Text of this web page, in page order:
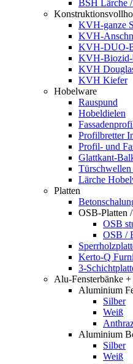
BSH Lärche
KVH-ganze
KVH-
KVH-DUO-
KVH-Biozid-
KVH
KVH Kiefer
Hobelware
Rauspund
Hobeldielen
Profilbretter
Profil- und
Glattkant-
Türschwellen
Lärche
Platten
OSB-Platten
OSB
OSB /
Kerto-Q
3-
Alu-Fensterbänke
Aluminium
Silber
Weiß
Aluminium
Silber
Weiß